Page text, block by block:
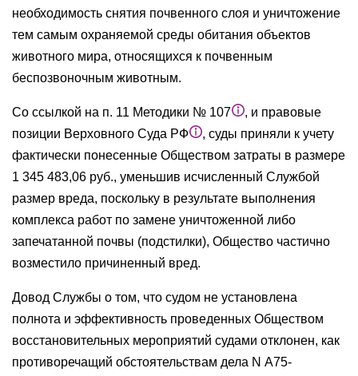
необходимость снятия почвенного слоя и уничтожение
тем самым охраняемой среды обитания объектов
животного мира, относящихся к почвенным
беспозвоночным животным.
Со ссылкой на п. 11 Методики № 107
, и правовые
позиции Верховного Суда РФ
, суды приняли к учету
фактически понесенные Обществом затраты в размере
1 345 483,06 руб., уменьшив исчисленный Службой
размер вреда, поскольку в результате выполнения
комплекса работ по замене уничтоженной либо
запечатанной почвы (подстилки), Общество частично
возместило причиненный вред.
Довод Службы о том, что судом не установлена
полнота и эффективность проведенных Обществом
восстановительных мероприятий судами отклонен, как
противоречащий обстоятельствам дела N А75-